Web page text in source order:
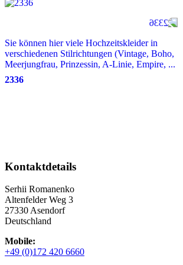
Sie können hier viele Hochzeitskleider in
verschiedenen Stilrichtungen (Vintage, Boho,
Meerjungfrau, Prinzessin, A-Linie, Empire, ...
2336
Kontaktdetails
Serhii Romanenko
Altenfelder Weg 3
27330 Asendorf
Deutschland
Mobile:
+49 (0)172 420 6660